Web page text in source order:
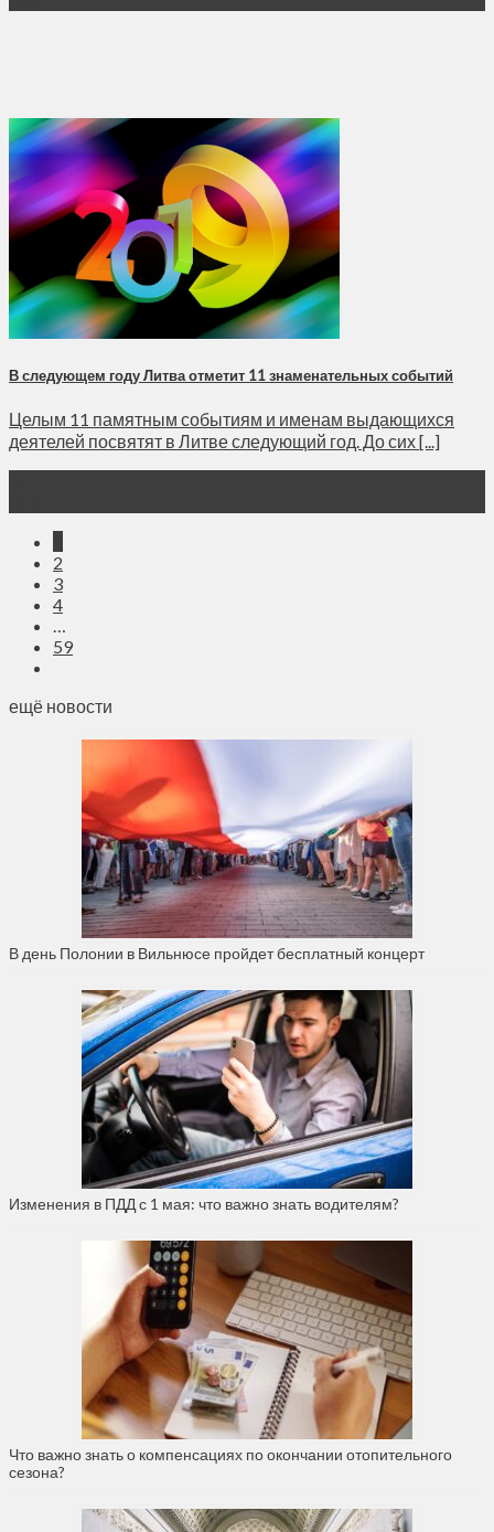
В следующем году Литва отметит 11 знаменательных событий
Целым 11 памятным событиям и именам выдающихся
деятелей посвятят в Литве следующий год. До сих [...]
2
3
4
…
59
ещё новости
В день Полонии в Вильнюсе пройдет бесплатный концерт
Изменения в ПДД с 1 мая: что важно знать водителям?
Что важно знать о компенсациях по окончании отопительного
сезона?